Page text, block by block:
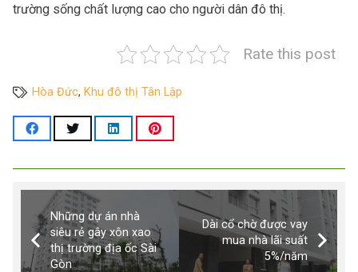
trường sống chất lượng cao cho người dân đô thị.
Rate this post
Hòa Đức, Khu đô thị Tân Lập
Những dự án nhà
siêu rẻ gây xôn xao
thị trường địa ốc Sài
Gòn
Dài cổ chờ được vay
mua nhà lãi suất
5%/năm